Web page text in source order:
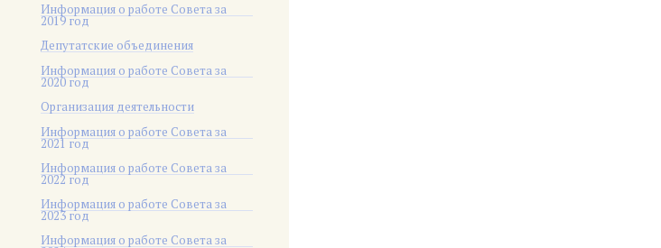
Информация о работе Совета за
2019 год
Депутатские объединения
Информация о работе Совета за
2020 год
Организация деятельности
Информация о работе Совета за
2021 год
Информация о работе Совета за
2022 год
Информация о работе Совета за
2023 год
Информация о работе Совета за